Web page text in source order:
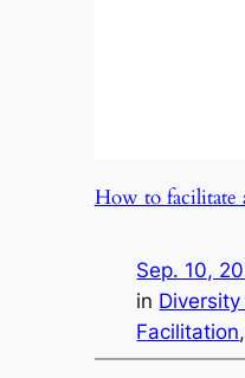
How to facilitate
Sep. 10,
in Diversity
Facilitation,